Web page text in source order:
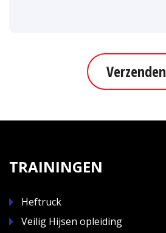
Verzenden
TRAININGEN
Heftruck
Veilig Hijsen opleiding